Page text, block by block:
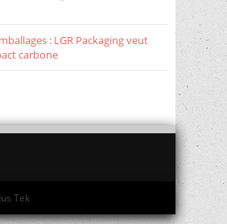
: LGR Packaging veut
carbone
Tek